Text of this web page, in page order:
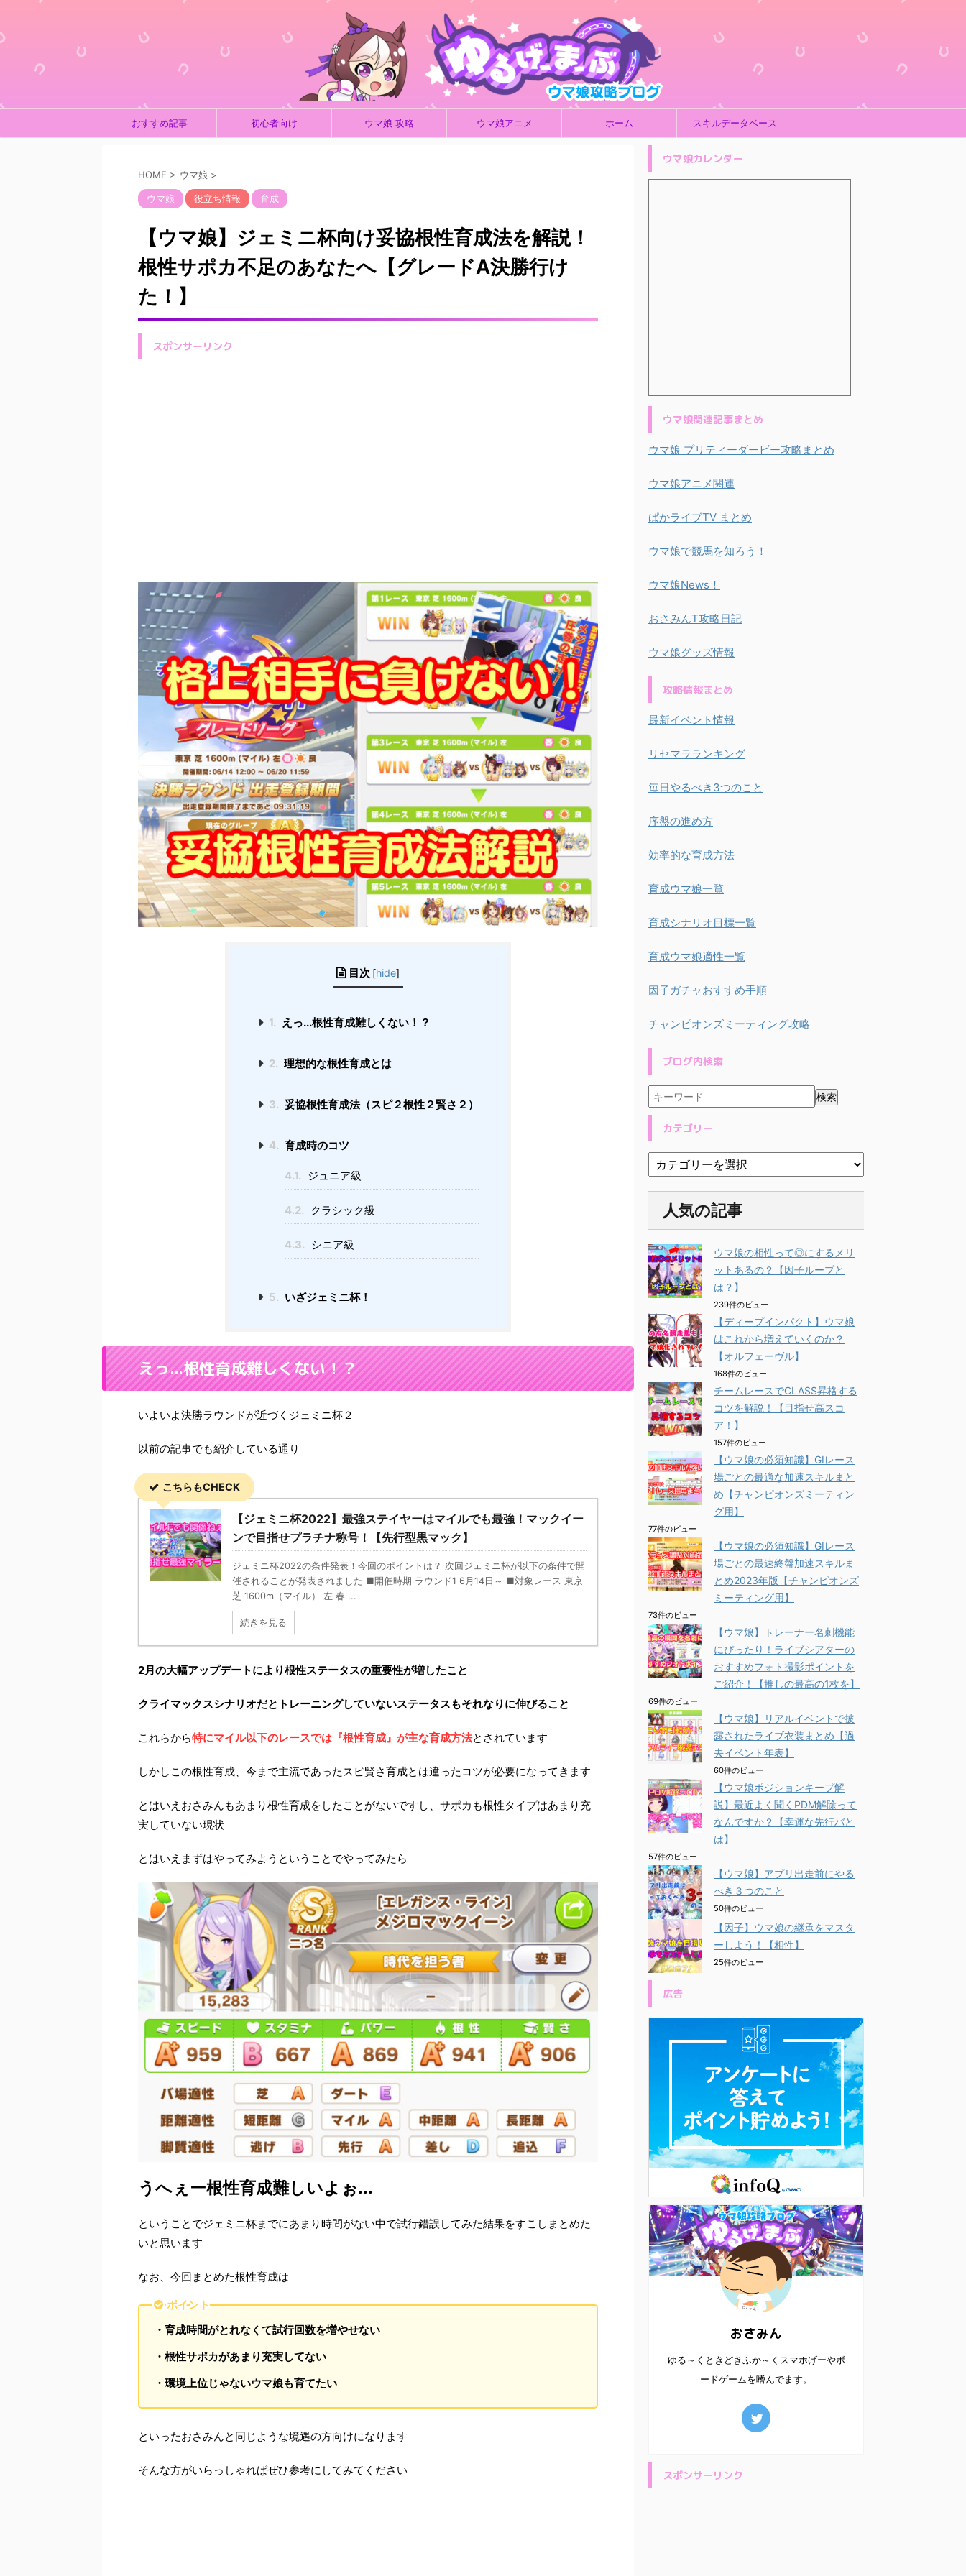
おすすめ記事 初心者向け ウマ娘 攻略 ウマ娘アニメ ホーム スキルデータベース
HOME > ウマ娘 >
ウマ娘 役立ち情報 育成
【ウマ娘】ジェミニ杯向け妥協根性育成法を解説！
根性サポカ不足のあなたへ【グレードA決勝行け
た！】
スポンサーリンク
目次 [hide]
1. えっ...根性育成難しくない！？
2. 理想的な根性育成とは
3. 妥協根性育成法（スピ２根性２賢さ２）
4. 育成時のコツ
4.1. ジュニア級
4.2. クラシック級
4.3. シニア級
5. いざジェミニ杯！
えっ...根性育成難しくない！？
いよいよ決勝ラウンドが近づくジェミニ杯２
以前の記事でも紹介している通り
こちらもCHECK
【ジェミニ杯2022】最強ステイヤーはマイルでも最強！マックイー
ンで目指せプラチナ称号！【先行型黒マック】
ジェミニ杯2022の条件発表！今回のポイントは？ 次回ジェミニ杯が以下の条件で開
催されることが発表されました ■開催時期 ラウンド1 6月14日～ ■対象レース 東京
芝 1600m（マイル） 左 春 ...
続きを見る
2月の大幅アップデートにより根性ステータスの重要性が増したこと
クライマックスシナリオだとトレーニングしていないステータスもそれなりに伸びること
これらから特にマイル以下のレースでは『根性育成』が主な育成方法とされています
しかしこの根性育成、今まで主流であったスピ賢さ育成とは違ったコツが必要になってきます
とはいえおさみんもあまり根性育成をしたことがないですし、サポカも根性タイプはあまり充
実していない現状
とはいえまずはやってみようということでやってみたら
うへぇー根性育成難しいよぉ...
ということでジェミニ杯までにあまり時間がない中で試行錯誤してみた結果をすこしまとめた
いと思います
なお、今回まとめた根性育成は
ポイント
・育成時間がとれなくて試行回数を増やせない
・根性サポカがあまり充実してない
・環境上位じゃないウマ娘も育てたい
といったおさみんと同じような境遇の方向けになります
そんな方がいらっしゃればぜひ参考にしてみてください
ウマ娘カレンダー
ウマ娘関連記事まとめ
ウマ娘 プリティーダービー攻略まとめ
ウマ娘アニメ関連
ぱかライブTV まとめ
ウマ娘で競馬を知ろう！
ウマ娘News！
おさみんT攻略日記
ウマ娘グッズ情報
攻略情報まとめ
最新イベント情報
リセマラランキング
毎日やるべき3つのこと
序盤の進め方
効率的な育成方法
育成ウマ娘一覧
育成シナリオ目標一覧
育成ウマ娘適性一覧
因子ガチャおすすめ手順
チャンピオンズミーティング攻略
ブログ内検索
カテゴリー
人気の記事
ウマ娘の相性って◎にするメリ
ットあるの？【因子ループと
は？】
239件のビュー
【ディープインパクト】ウマ娘
はこれから増えていくのか？
【オルフェーヴル】
168件のビュー
チームレースでCLASS昇格する
コツを解説！【目指せ高スコ
ア！】
157件のビュー
【ウマ娘の必須知識】GⅠレース
場ごとの最適な加速スキルまと
め【チャンピオンズミーティン
グ用】
77件のビュー
【ウマ娘の必須知識】GⅠレース
場ごとの最速終盤加速スキルま
とめ2023年版【チャンピオンズ
ミーティング用】
73件のビュー
【ウマ娘】トレーナー名刺機能
にぴったり！ライブシアターの
おすすめフォト撮影ポイントを
ご紹介！【推しの最高の1枚を】
69件のビュー
【ウマ娘】リアルイベントで披
露されたライブ衣装まとめ【過
去イベント年表】
60件のビュー
【ウマ娘ポジションキープ解
説】最近よく聞くPDM解除って
なんですか？【幸運な先行バと
は】
57件のビュー
【ウマ娘】アプリ出走前にやる
べき３つのこと
50件のビュー
【因子】ウマ娘の継承をマスタ
ーしよう！【相性】
25件のビュー
広告
おさみん
ゆる～くときどきふか～くスマホげーやボ
ードゲームを嗜んでます。
スポンサーリンク